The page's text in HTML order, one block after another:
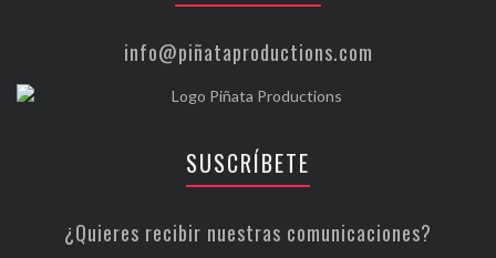
info@piñataproductions.com
SUSCRÍBETE
¿Quieres recibir nuestras comunicaciones?